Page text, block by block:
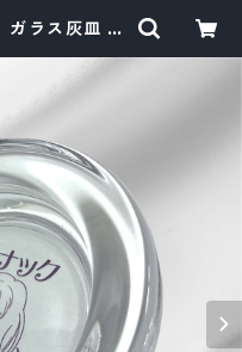
ガラス灰皿 /y